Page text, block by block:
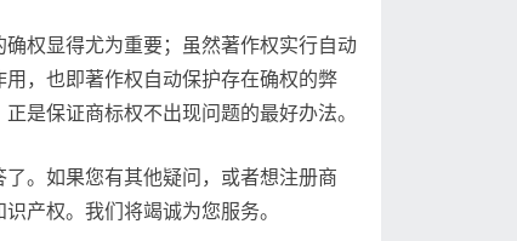
权显得尤为重要；虽然著作权实行自动
，也即著作权自动保护存在确权的弊
是保证商标权不出现问题的最好办法。
。如果您有其他疑问，或者想注册商
产权。我们将竭诚为您服务。